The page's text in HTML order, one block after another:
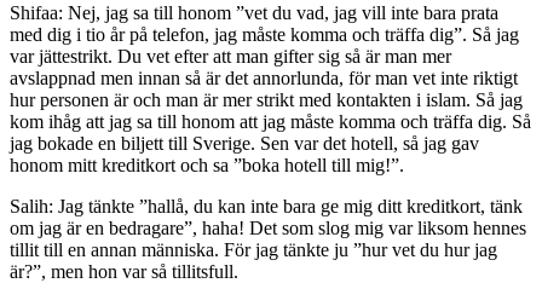
Shifaa: Nej, jag sa till honom ”vet du vad, jag vill inte bara prata
med dig i tio år på telefon, jag måste komma och träffa dig”. Så jag
var jättestrikt. Du vet efter att man gifter sig så är man mer
avslappnad men innan så är det annorlunda, för man vet inte riktigt
hur personen är och man är mer strikt med kontakten i islam. Så jag
kom ihåg att jag sa till honom att jag måste komma och träffa dig. Så
jag bokade en biljett till Sverige. Sen var det hotell, så jag gav
honom mitt kreditkort och sa ”boka hotell till mig!”.
Salih: Jag tänkte ”hallå, du kan inte bara ge mig ditt kreditkort, tänk
om jag är en bedragare”, haha! Det som slog mig var liksom hennes
tillit till en annan människa. För jag tänkte ju ”hur vet du hur jag
är?”, men hon var så tillitsfull.